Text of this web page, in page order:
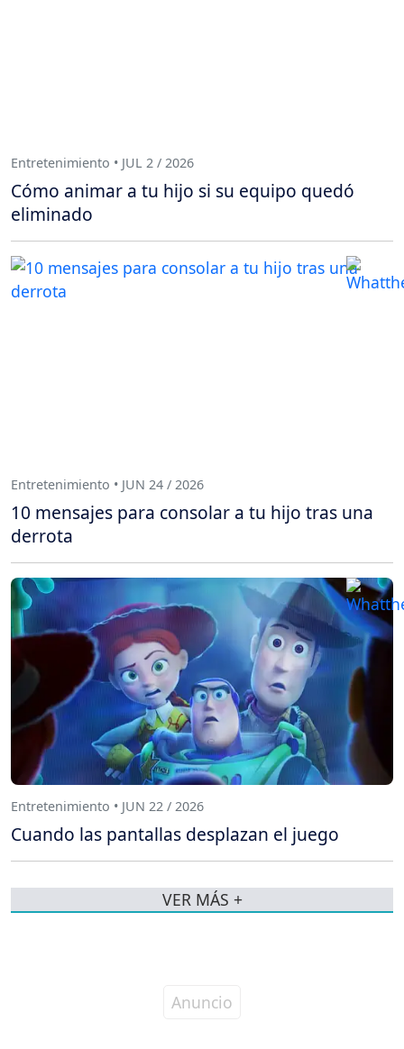
Entretenimiento • JUL 2 / 2026
Cómo animar a tu hijo si su equipo quedó
eliminado
Entretenimiento • JUN 24 / 2026
10 mensajes para consolar a tu hijo tras una
derrota
Entretenimiento • JUN 22 / 2026
Cuando las pantallas desplazan el juego
VER MÁS +